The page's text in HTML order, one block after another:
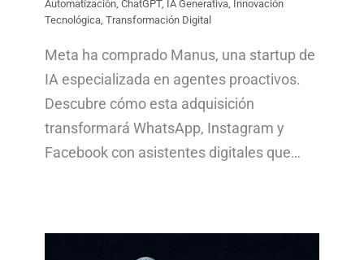
Automatización ,ChatGPT, IA Generativa Innovación
Tecnológica ,Transformación Digital
Meta ha comprado Manus, una startup de
IA especializada en agentes proactivos.
Descubre cómo esta adquisición
transformará WhatsApp, Instagram y
Facebook con asistentes digitales que…